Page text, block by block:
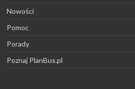
Nowości
Pomoc
Porady
Poznaj PlanBus.pl